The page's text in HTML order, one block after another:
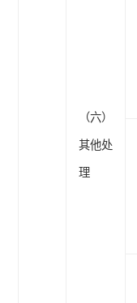
（六）
其他处
理